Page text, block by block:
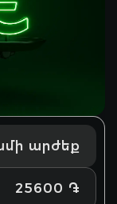
արժեք
25600 ֏